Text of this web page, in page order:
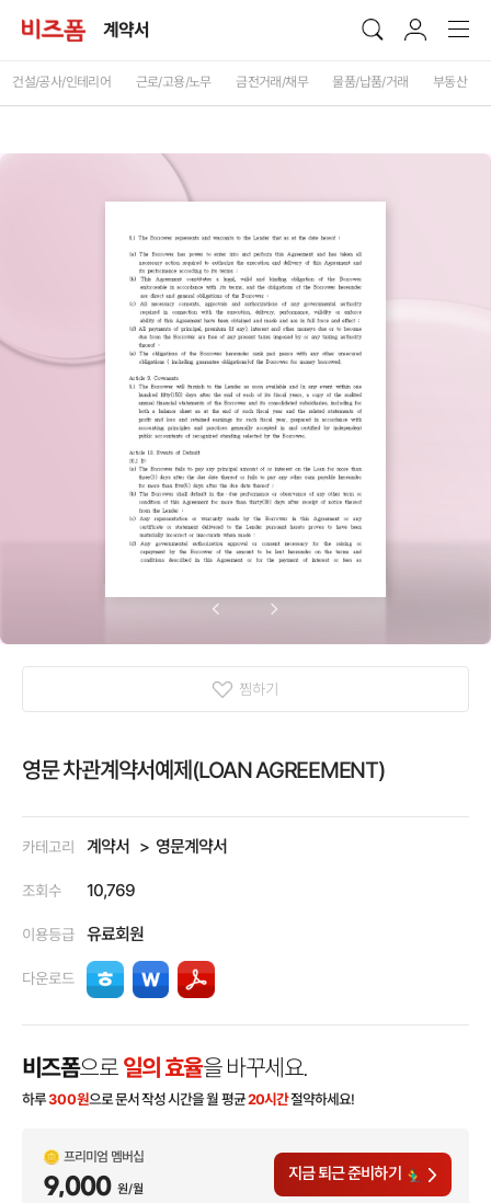
계약서
건설/공사/인테리어 근로/고용/노무 금전거래/채무 물품/납품/거래 부동산
찜하기
영문 차관계약서예제(LOAN AGREEMENT)
카테고리 계약서 영문계약서
조회수 10,769
이용등급 유료회원
다운로드
비즈폼으로 일의 효율을 바꾸세요.
하루300원으로 문서 작성 시간을 월 평균20시간절약하세요!
프리미엄 멤버십
9,000 원/월
지금 퇴근 준비하기